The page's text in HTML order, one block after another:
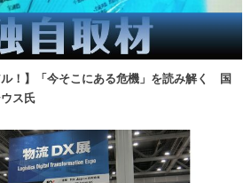
ル！】「今そこにある危機」を読み解く 国
ス氏